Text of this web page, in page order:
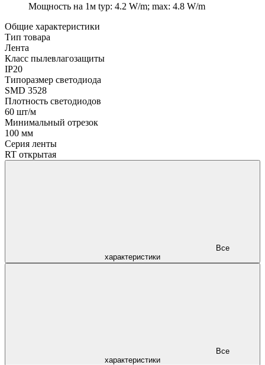
Мощность на 1м typ: 4.2 W/m; max: 4.8 W/m
Общие характеристики
Тип товара
Лента
Класс пылевлагозащиты
IP20
Типоразмер светодиода
SMD 3528
Плотность светодиодов
60 шт/м
Минимальный отрезок
100 мм
Серия ленты
RT открытая
характеристики
характеристики